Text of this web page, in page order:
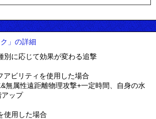
」の詳細
別に応じて効果が変わる追撃
アビリティを使用した場合
無属性遠距離物理攻撃+一定時間、自身の水
アップ
使用した場合